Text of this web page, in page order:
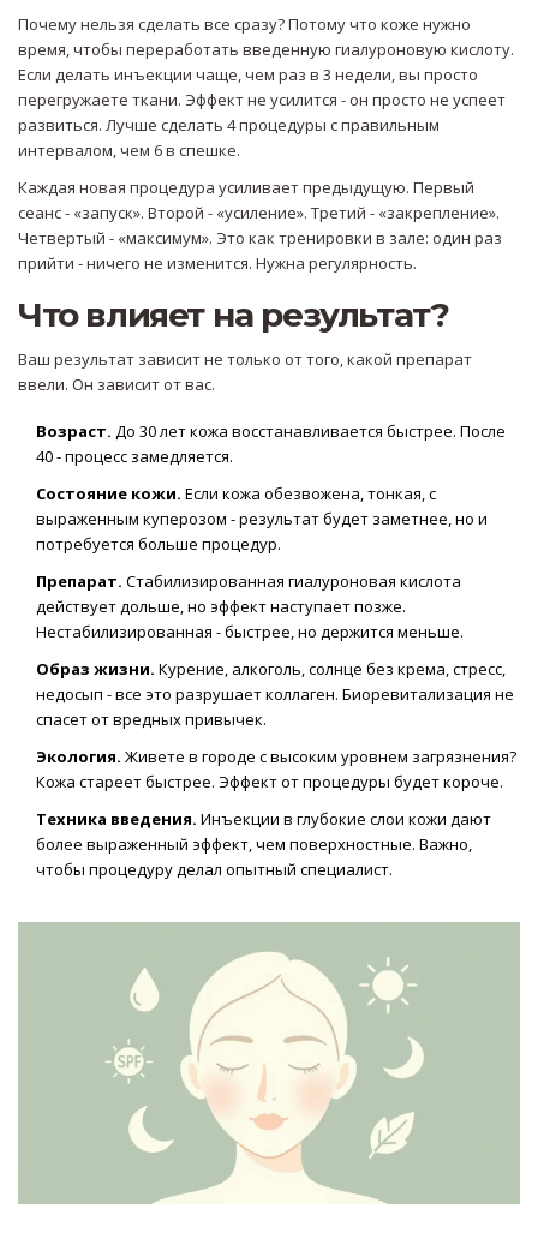
Почему нельзя сделать все сразу? Потому что коже нужно
время, чтобы переработать введенную гиалуроновую кислоту.
Если делать инъекции чаще, чем раз в 3 недели, вы просто
перегружаете ткани. Эффект не усилится - он просто не успеет
развиться. Лучше сделать 4 процедуры с правильным
интервалом, чем 6 в спешке.
Каждая новая процедура усиливает предыдущую. Первый
сеанс - «запуск». Второй - «усиление». Третий - «закрепление».
Четвертый - «максимум». Это как тренировки в зале: один раз
прийти - ничего не изменится. Нужна регулярность.
Что влияет на результат?
Ваш результат зависит не только от того, какой препарат
ввели. Он зависит от вас.
Возраст. До 30 лет кожа восстанавливается быстрее. После
40 - процесс замедляется.
Состояние кожи. Если кожа обезвожена, тонкая, с
выраженным куперозом - результат будет заметнее, но и
потребуется больше процедур.
Препарат. Стабилизированная гиалуроновая кислота
действует дольше, но эффект наступает позже.
Нестабилизированная - быстрее, но держится меньше.
Образ жизни. Курение, алкоголь, солнце без крема, стресс,
недосып - все это разрушает коллаген. Биоревитализация не
спасет от вредных привычек.
Экология. Живете в городе с высоким уровнем загрязнения?
Кожа стареет быстрее. Эффект от процедуры будет короче.
Техника введения. Инъекции в глубокие слои кожи дают
более выраженный эффект, чем поверхностные. Важно,
чтобы процедуру делал опытный специалист.